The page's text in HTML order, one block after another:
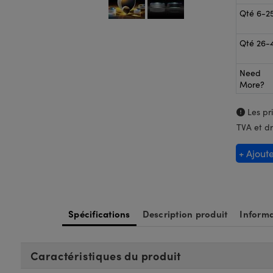
Qté 6-
Qté 26-
Need
More?
Les
TVA et
+
Spécifications Description produit
Caractéristiques du produit